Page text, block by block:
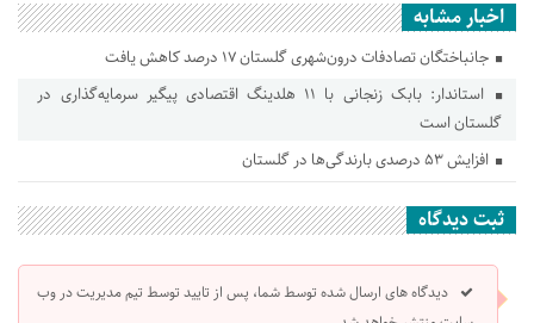
اخبار مشابه
جانباختگان تصادفات درون‌شهری گلستان ۱۷ درصد کاهش یافت
استاندار: بابک زنجانی با ۱۱ هلدینگ اقتصادی پیگیر سرمایه‌گذاری در
گلستان است
افزایش ۵۳ درصدی بارندگی‌ها در گلستان
ثبت دیدگاه
دیدگاه های ارسال شده توسط شما، پس از تایید توسط تیم مدیریت در وب